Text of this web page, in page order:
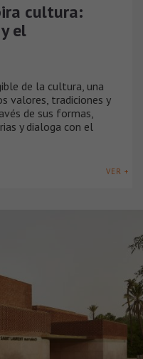
cultura:
el
de la cultura, una
valores, tradiciones y
de sus formas,
y dialoga con el
VER +